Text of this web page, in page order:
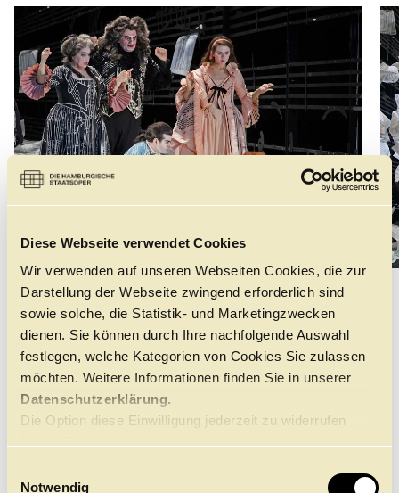
Diese Webseite verwendet Cookies
Wir verwenden auf unseren Webseiten Cookies, die zur
Darstellung der Webseite zwingend erforderlich sind
sowie solche, die Statistik- und Marketingzwecken
dienen. Sie können durch Ihre nachfolgende Auswahl
festlegen, welche Kategorien von Cookies Sie zulassen
möchten. Weitere Informationen finden Sie in unserer
Datenschutzerklärung.
Die Option diese Einwilligung jederzeit zu widerrufen
Notwendig
Kang Seo
Bartolo
Tigran Martiros­sian
Antonio
Ferdinand Muradyan
Barbarina
N. N.
Chor der Hamburgischen Staatsoper
Philhar­mo­nisches Staats­orchester Hamburg
DAS STÜCK
SPIELSTÄTTE
DAUER
210 Min, 15.4. / 17.4. / 1
Eine Pause von 25 Minuten nach dem zweiten Akt (nach
ca. 110 Minuten)